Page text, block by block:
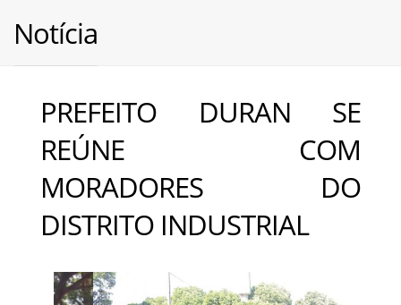
Notícia
PREFEITO DURAN SE
REÚNE COM
MORADORES DO
DISTRITO INDUSTRIAL